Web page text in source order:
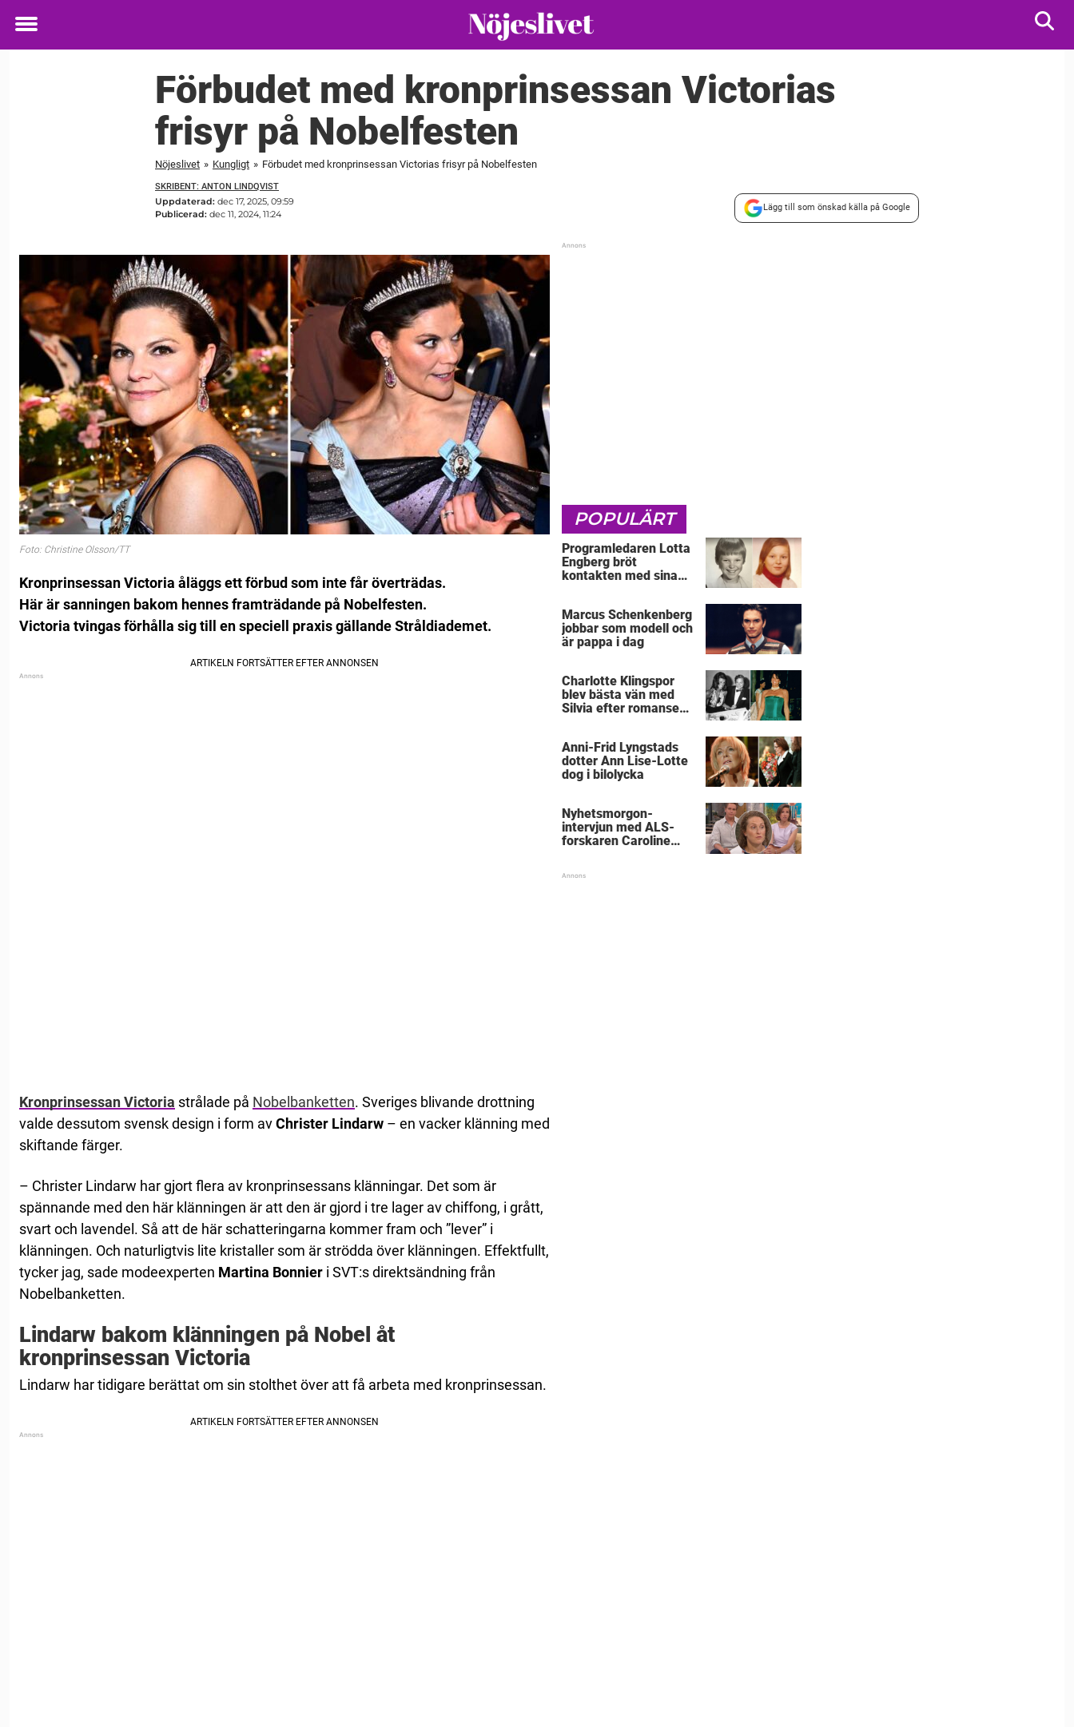
Toggle
Förbudet med kronprinsessan Victorias
frisyr på Nobelfesten
Nöjeslivet » Kungligt » Förbudet med kronprinsessan Victorias frisyr på Nobelfesten
SKRIBENT: ANTON LINDQVIST
Uppdaterad: dec 17, 2025, 09:59
Publicerad: dec 11, 2024, 11:24
Lägg till som önskad källa på Google
Foto: Christine Olsson/TT
Kronprinsessan Victoria åläggs ett förbud som inte får överträdas.
Här är sanningen bakom hennes framträdande på Nobelfesten.
Victoria tvingas förhålla sig till en speciell praxis gällande Stråldiademet.
Kronprinsessan Victoria strålade på Nobelbanketten. Sveriges blivande drottning
valde dessutom svensk design i form avChrister Lindarw – en vacker klänning med
skiftande färger.
– Christer Lindarw har gjort flera av kronprinsessans klänningar. Det som är
spännande med den här klänningen är att den är gjord i tre lager av chiffong, i grått,
svart och lavendel. Så att de här schatteringarna kommer fram och ”lever” i
klänningen. Och naturligtvis lite kristaller som är strödda över klänningen. Effektfullt,
tycker jag, sade modeexperten Martina Bonnier i SVT:s direktsändning från
Nobelbanketten.
Lindarw bakom klänningen på Nobel åt
kronprinsessan Victoria
Lindarw har tidigare berättat om sin stolthet över att få arbeta med kronprinsessan.
POPULÄRT
Programledaren Lotta
Engberg bröt
kontakten med sina
Marcus Schenkenberg
jobbar som modell och
är pappa i dag
Charlotte Klingspor
blev bästa vän med
Silvia efter romansen
Anni-Frid Lyngstads
dotter Ann Lise-Lotte
dog i bilolycka
Nyhetsmorgon-
intervjun med ALS-
forskaren Caroline